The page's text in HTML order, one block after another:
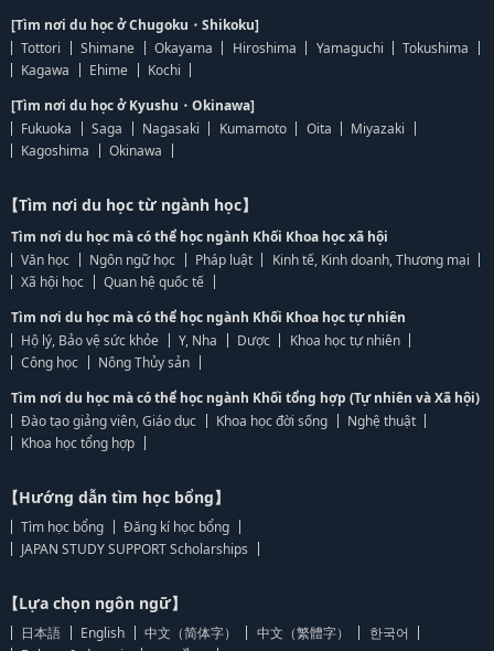
[Tìm nơi du học ở Chugoku・Shikoku]
Tottori
Shimane Okayama Hiroshima Yamaguchi
Tokushima
Kagawa
Ehime
Kochi
[Tìm nơi du học ở Kyushu・Okinawa]
Fukuoka
Saga Nagasaki Kumamoto Oita
Miyazaki
Kagoshima
Okinawa
【Tìm nơi du học từ ngành học】
Tìm nơi du học mà có thể học ngành Khối Khoa học xã hội
Văn học
Ngôn ngữ học Pháp luật
Kinh tế, Kinh doanh, Thương mại
Xã hội học
Quan hệ quốc tế
Tìm nơi du học mà có thể học ngành Khối Khoa học tự nhiên
Hộ lý, Bảo vệ sức khỏe
Y, Nha Dược
Khoa học tự nhiên
Công học
Nông Thủy sản
Tìm nơi du học mà có thể học ngành Khối tổng hợp (Tự nhiên và Xã hội)
Đào tạo giảng viên, Giáo dục
Khoa học đời sống
Nghệ thuật
Khoa học tổng hợp
【Hướng dẫn tìm học bổng】
Tìm học bổng
Đăng kí học bổng
JAPAN STUDY SUPPORT Scholarships
【Lựa chọn ngôn ngữ】
日本語 English 中文（简体字） 中文（繁體字）
한국어